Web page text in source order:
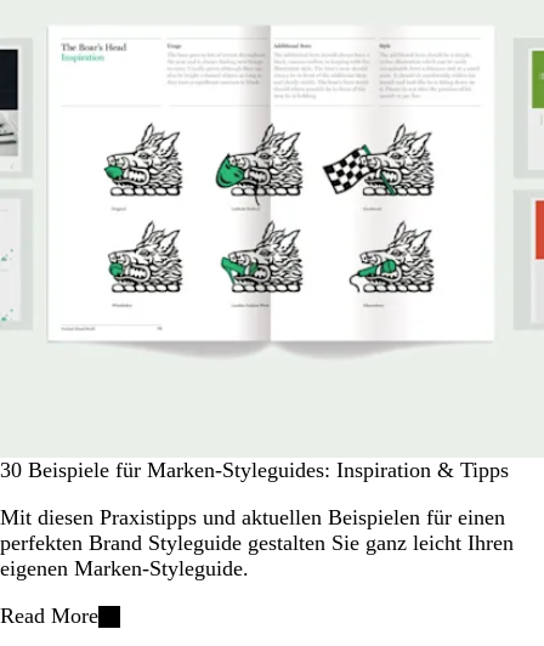
30 Beispiele für Marken-Styleguides: Inspiration & Tipps
Mit diesen Praxistipps und aktuellen Beispielen für einen
perfekten Brand Styleguide gestalten Sie ganz leicht Ihren
eigenen Marken-Styleguide.
Read More